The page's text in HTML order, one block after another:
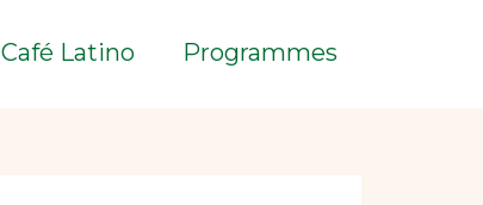
Café Latino Programmes